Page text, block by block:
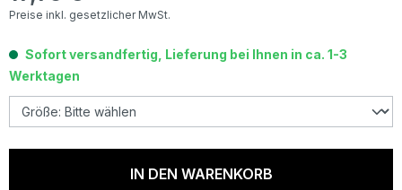
Preise inkl. gesetzlicher MwSt.
Sofort versandfertig, Lieferung bei Ihnen in ca. 1-3
Werktagen
IN DEN WARENKORB